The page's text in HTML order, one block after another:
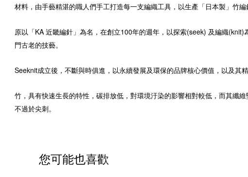
材料，由手藝精湛的職人們手工打造每一支編織工具，以生產「日本製」竹編
原以「KA 近畿編針」為名， 在創立100年的週年，以探索(seek) 及編織(knit)
門古老的技藝。
Seeknit成立後，不斷與時俱進，以永續發展及環保的品牌核心價值，以及其
竹，具有快速生長的特性，碳排放低，對環境汙染的影響相對較低，而其纖維
不過於尖刺。
您可能也喜歡